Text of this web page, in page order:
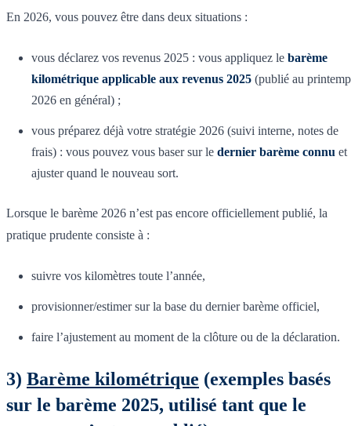
En 2026, vous pouvez être dans deux situations :
vous déclarez vos revenus 2025 : vous appliquez le barème
kilométrique applicable aux revenus 2025 (publié au
2026 en général) ;
vous préparez déjà votre stratégie 2026 (suivi interne, notes de
frais) : vous pouvez vous baser sur le dernier barème connu et
ajuster quand le nouveau sort.
Lorsque le barème 2026 n’est pas encore officiellement publié, la
pratique prudente consiste à :
suivre vos kilomètres toute l’année,
provisionner/estimer sur la base du dernier barème officiel,
faire l’ajustement au moment de la clôture ou de la déclaration.
3) Barème kilométrique (exemples basés
sur le barème 2025, utilisé tant que le